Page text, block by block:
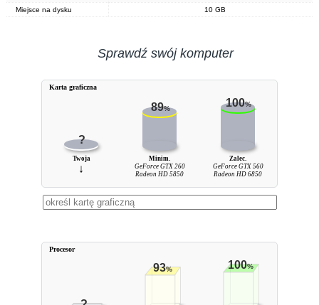
Miejsce na dysku
10 GB
Sprawdź swój komputer
?
89% 100%
Twoja
↓
Minim.
GeForce GTX 260
Radeon HD 5850
Zalec.
GeForce GTX 560
Radeon HD 6850
Karta graficzna
93% 100%
Procesor